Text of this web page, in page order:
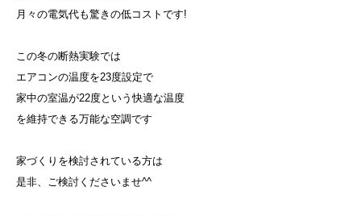
月々の電気代も驚きの低コストです!
この冬の断熱実験では
エアコンの温度を23度設定で
家中の室温が22度という快適な温度
を維持できる万能な空調です
家づくりを検討されている方は
是非、ご検討くださいませ^^